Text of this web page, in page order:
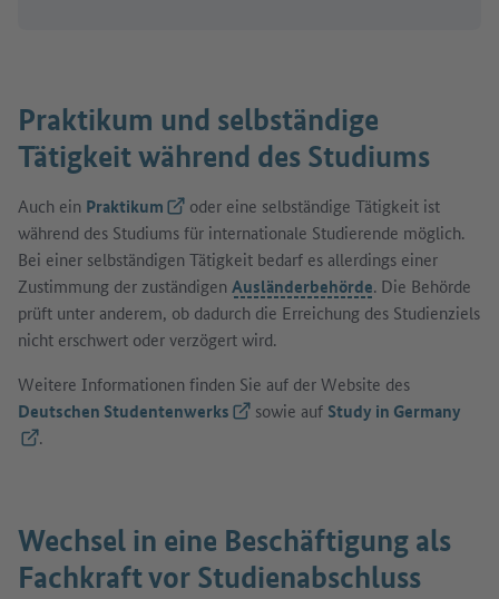
Praktikum und selbständige
Tätigkeit während des Studiums
Auch ein Praktikum(Externer Link)
oder eine selbständige Tätigkeit ist
während des Studiums für internationale Studierende möglich.
Bei einer selbständigen Tätigkeit bedarf es allerdings einer
Zustimmung der zuständigen Ausländerbehörde. Die Behörde
prüft unter anderem, ob dadurch die Erreichung des Studienziels
nicht erschwert oder verzögert wird.
Weitere Informationen finden Sie auf der Website des
Deutschen Studentenwerks(Externer Link)
sowie auf Study in Germany
(Externer Link)
.
Wechsel in eine Beschäftigung als
Fachkraft vor Studienabschluss